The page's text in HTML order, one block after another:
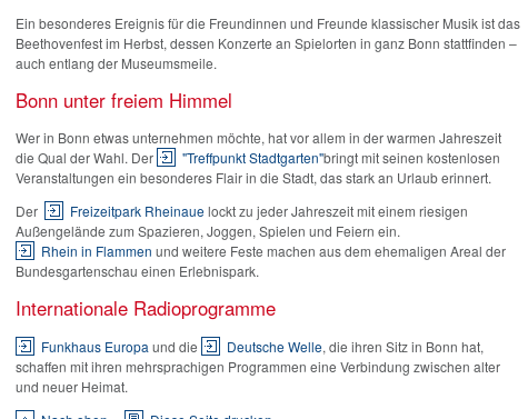
Ein besonderes Ereignis für die Freundinnen und Freunde klassischer Musik ist das
Beethovenfest im Herbst, dessen Konzerte an Spielorten in ganz Bonn stattfinden –
auch entlang der Museumsmeile.
Bonn unter freiem Himmel
Wer in Bonn etwas unternehmen möchte, hat vor allem in der warmen Jahreszeit
die Qual der Wahl. Der
"Treffpunkt Stadtgarten"bringt mit seinen kostenlosen
Veranstaltungen ein besonderes Flair in die Stadt, das stark an Urlaub erinnert.
Der
Freizeitpark Rheinauelockt zu jeder Jahreszeit mit einem riesigen
Außengelände zum Spazieren, Joggen, Spielen und Feiern ein.
Rhein in Flammen und weitere Feste machen aus dem ehemaligen Areal der
Bundesgartenschau einen Erlebnispark.
Internationale Radioprogramme
Funkhaus Europa und die Deutsche Welle, die ihren Sitz in Bonn hat,
schaffen mit ihren mehrsprachigen Programmen eine Verbindung zwischen alter
und neuer Heimat.